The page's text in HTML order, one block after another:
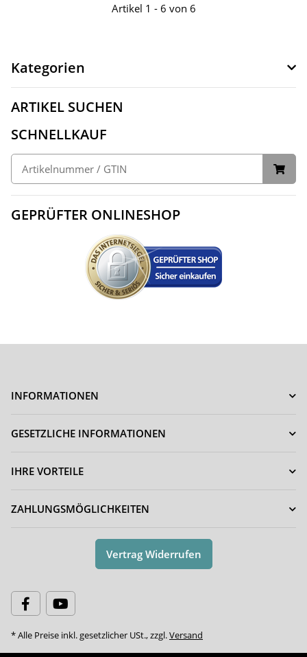
Artikel 1 - 6 von 6
Kategorien
ARTIKEL SUCHEN
SCHNELLKAUF
GEPRÜFTER ONLINESHOP
INFORMATIONEN
GESETZLICHE INFORMATIONEN
IHRE VORTEILE
ZAHLUNGSMÖGLICHKEITEN
Vertrag Widerrufen
* Alle Preise inkl. gesetzlicher USt., zzgl.Versand